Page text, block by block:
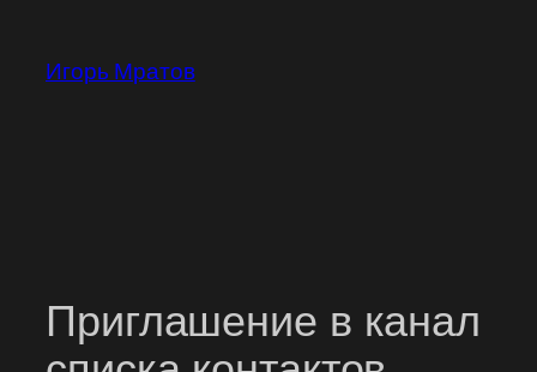
содержимому
Игорь Мратов
Приглашение в канал